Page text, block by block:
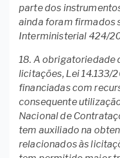
parte dos
ainda foram firmados
Interministerial 424/
18. A obrigatoriedade
licitações, Lei 14.133/
financiadas com
consequente
Nacional de
tem auxiliado na
relacionados às